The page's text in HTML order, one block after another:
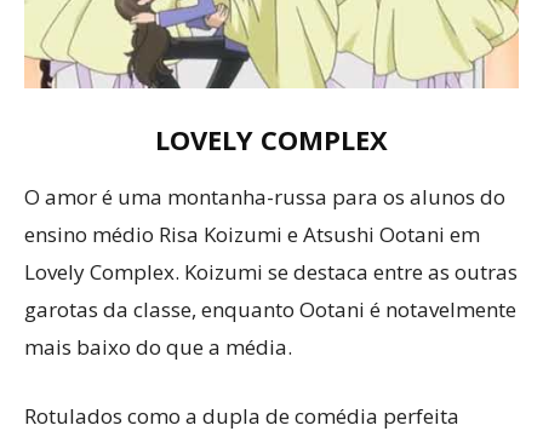
LOVELY COMPLEX
O amor é uma montanha-russa para os alunos do
ensino médio Risa Koizumi e Atsushi Ootani em
Lovely Complex. Koizumi se destaca entre as outras
garotas da classe, enquanto Ootani é notavelmente
mais baixo do que a média.
Rotulados como a dupla de comédia perfeita